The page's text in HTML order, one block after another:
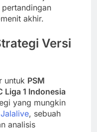
akhir.
Versi
untuk PSM
Liga 1 Indonesia
yang mungkin
Jalalive, sebuah
analisis